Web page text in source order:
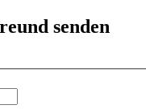
senden